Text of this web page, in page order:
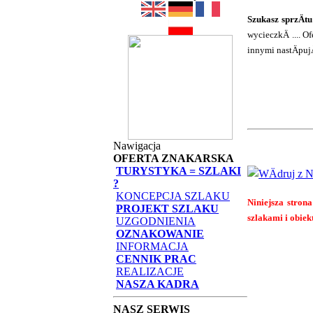
Nawigacja
OFERTA ZNAKARSKA
TURYSTYKA = SZLAKI
?
KONCEPCJA SZLAKU
PROJEKT SZLAKU
UZGODNIENIA
OZNAKOWANIE
INFORMACJA
CENNIK PRAC
REALIZACJE
NASZA KADRA
NASZ SERWIS
Szukasz
wycieczkÄ ....
innymi
Niniejsza strona
szlakami i